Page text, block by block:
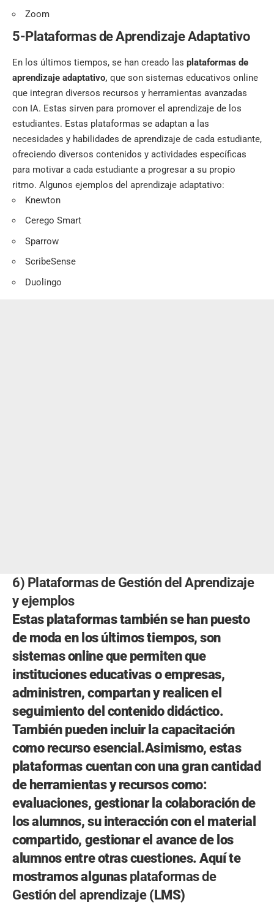
Zoom
5-Plataformas de Aprendizaje Adaptativo
En los últimos tiempos, se han creado las plataformas de
aprendizaje adaptativo, que son sistemas educativos online
que integran diversos recursos y herramientas avanzadas
con IA. Estas sirven para promover el aprendizaje de los
estudiantes. Estas plataformas se adaptan a las
necesidades y habilidades de aprendizaje de cada estudiante,
ofreciendo diversos contenidos y actividades específicas
para motivar a cada estudiante a progresar a su propio
ritmo. Algunos ejemplos del aprendizaje adaptativo:
Knewton
Cerego Smart
Sparrow
ScribeSense
Duolingo
6) Plataformas de Gestión del Aprendizaje
y ejemplos
Estas plataformas también se han puesto
de moda en los últimos tiempos, son
sistemas online que permiten que
instituciones educativas o empresas,
administren, compartan y realicen el
seguimiento del contenido didáctico.
También pueden incluir la capacitación
como recurso esencial.Asimismo, estas
plataformas cuentan con una gran cantidad
de herramientas y recursos como:
evaluaciones, gestionar la colaboración de
los alumnos, su interacción con el material
compartido, gestionar el avance de los
alumnos entre otras cuestiones. Aquí te
mostramos algunas plataformas de
Gestión del aprendizaje(LMS)